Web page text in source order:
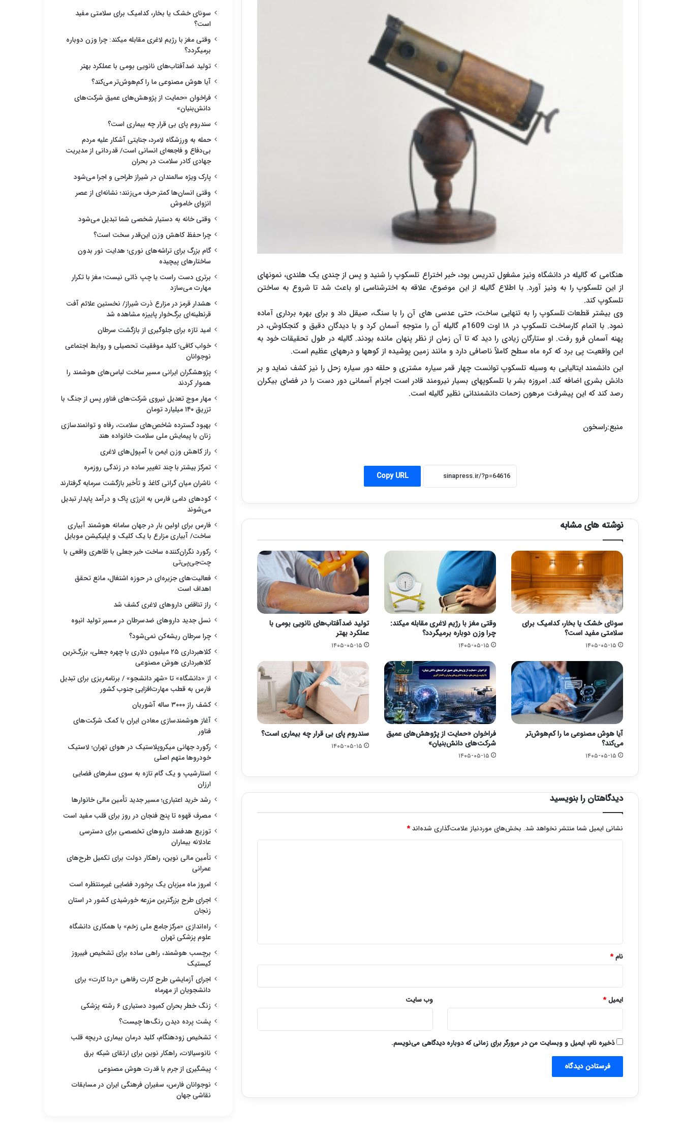
هنگامی که گالیله در دانشگاه ونیز مشغول تدریس بود، خبر اختراع تلسکوپ را شنید و پس از چندی یک هلندی، نمونه‏ای
از این تلسکوپ را به ونیز آورد. با اطلاع گالیله از این موضوع، علاقه به اخترشناسی او باعث شد تا شروع به ساختن
تلسکوپ کند.
وی بیشتر قطعات تلسکوپ را به تنهایى ساخت، حتی عدسی‏ های آن را با سنگ، صیقل داد و برای بهره برداری آماده
نمود. با اتمام کارساخت تلسکوپ در ۱۸ اوت 1609م گالیله آن را متوجهِ آسمان کرد و با دیدگان دقیق و کنجکاوش، در
پهنه آسمان فرو رفت. او ستارگان زیادی را دید که تا آن زمان از نظر پنهان مانده بودند. گالیله در طول تحقیقات خود به
این واقعیت پی برد که کره ماه سطح کاملاً ناصافی دارد و مانند زمین پوشیده از کوه‏ها و دره‏های عظیم است.
این دانشمند ایتالیایى به وسیله تلسکوپ توانست چهار قمر سیاره مشتری و حلقه دور سیاره زحل را نیز کشف نماید و بر
دانش بشری اضافه کند. امروزه بشر با تلسکوپ‏های بسیار نیرومند قادر است اجرام آسمانی دور دست را در فضای بیکران
رصد کند که این پیشرفت مرهون زحمات دانشمندانی نظیر گالیله است.
منبع:راسخون
Copy URL
نوشته های مشابه
سونای خشک یا بخار، کدامیک برای
سلامتی مفید است؟
۱۴۰۵-۰۵-۱۵
وقتی مغز با رژیم لاغری مقابله میکند:
چرا وزن دوباره برمیگردد؟
۱۴۰۵-۰۵-۱۵
تولید ضدآفتاب‌های نانویی بومی با
عملکرد بهتر
۱۴۰۵-۰۵-۱۵
آیا هوش مصنوعی ما را کم‌هوش‌تر
می‌کند؟
۱۴۰۵-۰۵-۱۵
فراخوان «حمایت از پژوهش‌های عمیق
شرکت‌های دانش‌بنیان»
۱۴۰۵-۰۵-۱۵
سندروم پای بی قرار چه بیماری است؟
۱۴۰۵-۰۵-۱۵
دیدگاهتان را بنویسید
نشانی ایمیل شما منتشر نخواهد شد. بخش‌های موردنیاز علامت‌گذاری شده‌اند*
نام*
ایمیل* وب‌ سایت
ذخیره نام، ایمیل و وبسایت من در مرورگر برای زمانی که دوباره دیدگاهی می‌نویسم.
سونای خشک یا بخار، کدامیک برای سلامتی مفید
است؟
وقتی مغز با رژیم لاغری مقابله میکند: چرا وزن دوباره
برمیگردد؟
تولید ضدآفتاب‌های نانویی بومی با عملکرد بهتر
آیا هوش مصنوعی ما را کم‌هوش‌تر می‌کند؟
فراخوان «حمایت از پژوهش‌های عمیق شرکت‌های
دانش‌بنیان»
سندروم پای بی قرار چه بیماری است؟
حمله به ورزشگاه لامرد، جنایتی آشکار علیه مردم
بی‌دفاع و فاجعه‌ای انسانی است/ قدردانی از مدیریت
جهادی کادر سلامت در بحران
پارک ویژه سالمندان در شیراز طراحی و اجرا می‌شود
وقتی انسان‌ها کمتر حرف می‌زنند؛ نشانه‌ای از عصر
انزوای خاموش
وقتی خانه به دستیار شخصی شما تبدیل می‌شود
چرا حفظ کاهش وزن این‌قدر سخت است؟
گام بزرگ برای تراشه‌های نوری؛ هدایت نور بدون
ساختارهای پیچیده
برتری دست راست یا چپ ذاتی نیست؛ مغز با تکرار
مهارت می‌سازد
هشدار قرمز در مزارع ذرت شیراز/ نخستین علائم آفت
قرنطینه‌ای برگ‌خوار پاییزه مشاهده شد
امید تازه برای جلوگیری از بازگشت سرطان
خواب کافی؛ کلید موفقیت تحصیلی و روابط اجتماعی
نوجوانان
پژوهشگران ایرانی مسیر ساخت لباس‌های هوشمند را
هموار کردند
مهار موج تعدیل نیروی شرکت‌های فناور پس از جنگ با
تزریق ۱۴۰ میلیارد تومان
بهبود گسترده شاخص‌های سلامت، رفاه و توانمندسازی
زنان با پیمایش ملی سلامت خانواده هند
راز کاهش وزن ایمن با آمپول‌های لاغری
تمرکز بیشتر با چند تغییر ساده در زندگی روزمره
ناشران میان گرانی کاغذ و تأخیر بازگشت سرمایه گرفتارند
کودهای دامی فارس به انرژی پاک و درآمد پایدار تبدیل
می‌شوند
فارس برای اولین بار در جهان سامانه هوشمند آبیاری
ساخت/ آبیاری مزارع با یک کلیک و اپلیکیشن موبایل
رکورد نگران‌کننده ساخت خبر جعلی با ظاهری واقعی با
چت‌جی‌پی‌تی
فعالیت‌های جزیره‌ای در حوزه اشتغال، مانع تحقق
اهداف است
راز تناقض داروهای لاغری کشف شد
نسل جدید داروهای ضدسرطان در مسیر تولید انبوه
چرا سرطان ریشه‌کن نمی‌شود؟
کلاهبرداری ۲۵ میلیون دلاری با چهره جعلی، بزرگ‌ترین
کلاهبرداری هوش مصنوعی
از «دانشگاه» تا «شهر دانشجو» / برنامه‌ریزی برای تبدیل
فارس به قطب مهارت‌افزایی جنوب کشور
کشف راز ۳۰۰۰ ساله آشوریان
آغاز هوشمندسازی معادن ایران با کمک شرکت‌های
فناور
رکورد جهانی میکروپلاستیک در هوای تهران؛ لاستیک
خودروها متهم اصلی
استارشیپ و یک گام تازه به سوی سفرهای فضایی
ارزان
رشد خرید اعتباری؛ مسیر جدید تأمین مالی خانوارها
مصرف قهوه تا پنج فنجان در روز برای قلب مفید است
توزیع هدفمند داروهای تخصصی برای دسترسی
عادلانه بیماران
تأمین مالی نوین، راهکار دولت برای تکمیل طرح‌های
عمرانی
امروز ماه میزبان یک برخورد فضایی غیرمنتظره است
اجرای طرح بزرگترین مزرعه خورشیدی کشور در استان
زنجان
راه‌اندازی «مرکز جامع ملی زخم» با همکاری دانشگاه
علوم پزشکی تهران
برچسب هوشمند، راهی ساده برای تشخیص فیبروز
کیستیک
اجرای آزمایشی طرح کارت رفاهی «ردا کارت» برای
دانشجویان از مهرماه
زنگ خطر بحران کمبود دستیاری ۶ رشته پزشکی
پشت پرده دیدن رنگ‌ها چیست؟
تشخیص زودهنگام، کلید درمان بیماری دریچه قلب
نانوسیالات، راهکار نوین برای ارتقای شبکه برق
پیشگیری از جرم با قدرت هوش مصنوعی
نوجوانان فارس، سفیران فرهنگی ایران در مسابقات
نقاشی جهان